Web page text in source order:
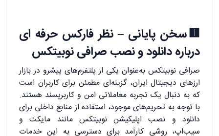
🟥سخن پایانی – نظر فارکس حرفه ای
درباره دانلود و نصب صرافی نوبیتکس
صرافی نوبیتکس به‌عنوان یکی از پلتفرم‌های پیشرو در بازار
ارزهای دیجیتال ایران، گزینه‌ای مطمئن برای کاربران است
که به دنبال یک تجربه معاملاتی امن و کاربرپسند هستند.
با توجه به تحریم‌های موجود، استفاده از منابع داخلی برای
دانلود و نصب اپلیکیشن نوبیتکس مانند مایکت و
سیب‌اپ، روشی کارآمد برای دسترسی به این خدمات